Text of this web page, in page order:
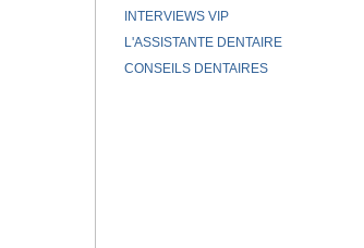
INTERVIEWS VIP
L'ASSISTANTE DENTAIRE
CONSEILS DENTAIRES